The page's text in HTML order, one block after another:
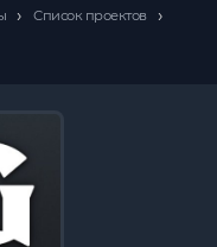
› Список проектов ›